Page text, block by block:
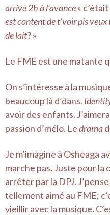
arrive 2h à l’avance»
est content de t’voir pis
de lait? »
Le FME est une matante
On s’intéresse à la
beaucoup là d’dans.
avoir des enfants.
passion d’mélo. Ledrama
Je m’imagine à Osheaga
marche pas. Juste pour la
arrêter par la DPJ. J’pense
tellement aimé au FME;
vieillir avec la musique.